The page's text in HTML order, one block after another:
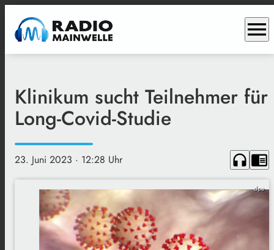
menu
Klinikum sucht Teilnehmer für
Long-Covid-Studie
23. Juni 2023 · 12:28 Uhr headphones chrome_reader_mode
dpa